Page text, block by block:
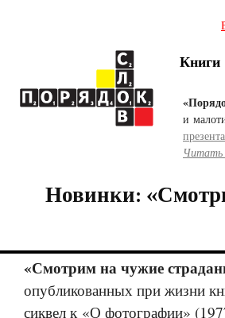
Книги
и
Читать
Новинки:
«Смотрим на чужие
опубликованных при жизни
сиквел к «О фотографии»